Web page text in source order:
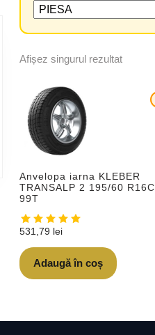
Afișez singurul rezultat
Anvelopa iarna KLEBER
TRANSALP 2 195/60 R16C
99T
531,79 lei
Adaugă în coș